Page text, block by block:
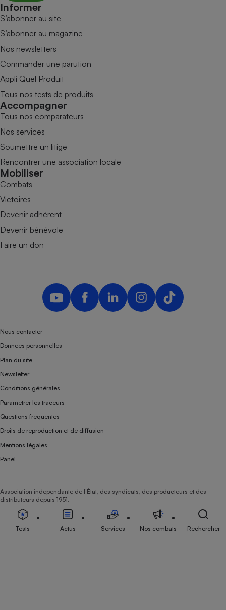
Informer
S’abonner au site
S’abonner au magazine
Nos newsletters
Commander une parution
Appli Quel Produit
Tous nos tests de produits
Accompagner
Tous nos comparateurs
Nos services
Soumettre un litige
Rencontrer une association locale
Mobiliser
Combats
Victoires
Devenir adhérent
Devenir bénévole
Faire un don
Nous contacter
Données personnelles
Plan du site
Newsletter
Conditions générales
Paramétrer les traceurs
Questions fréquentes
Droits de reproduction et de diffusion
Mentions légales
Panel
Association indépendante de l’État, des syndicats, des producteurs et des
distributeurs depuis 1951.
Tests Actus Services Nos combats Rechercher